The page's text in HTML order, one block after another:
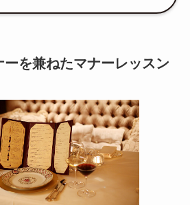
を兼ねたマナーレッスン